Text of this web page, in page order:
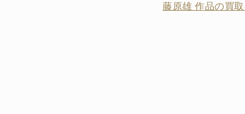
藤原雄 作品の買